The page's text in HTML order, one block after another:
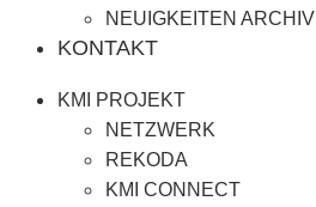
NEUIGKEITEN ARCHIV
KONTAKT
KMI PROJEKT
NETZWERK
REKODA
KMI CONNECT